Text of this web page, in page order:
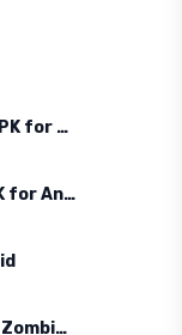
Beamng Drive Mobile APK for Android
Garry's mod : gmod APK for Android
Call of Duty: Black Ops Zombies APK for Android